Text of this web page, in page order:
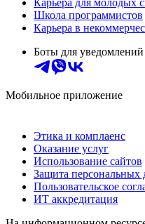
Школа программистов
Карьера в
Боты для уведомлений
Мобильное приложение
Этика и комплаенс
Оказание услуг
Использование сайтов
Защита персональных
Пользовательское
ИТ аккредитация